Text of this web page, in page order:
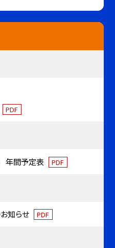
PDF
間予定表 PDF
知らせ PDF